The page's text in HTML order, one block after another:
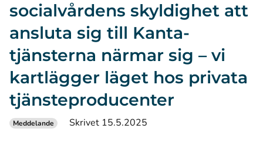
socialvårdens skyldighet att
ansluta sig till Kanta-
tjänsterna närmar sig – vi
kartlägger läget hos privata
tjänsteproducenter
Meddelande Skrivet 15.5.2025